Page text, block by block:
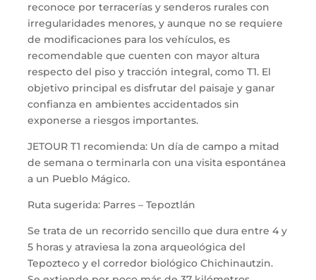
reconoce por terracerías y senderos rurales con
irregularidades menores, y aunque no se requiere
de modificaciones para los vehículos, es
recomendable que cuenten con mayor altura
respecto del piso y tracción integral, como T1. El
objetivo principal es disfrutar del paisaje y ganar
confianza en ambientes accidentados sin
exponerse a riesgos importantes.
JETOUR T1 recomienda: Un día de campo a mitad
de semana o terminarla con una visita espontánea
a un Pueblo Mágico.
Ruta sugerida: Parres – Tepoztlán
Se trata de un recorrido sencillo que dura entre 4 y
5 horas y atraviesa la zona arqueológica del
Tepozteco y el corredor biológico Chichinautzin.